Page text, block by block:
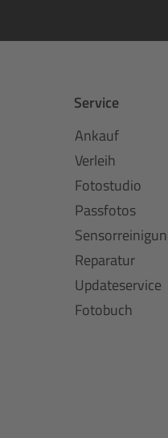
Service
Ankauf
Verleih
Fotostudio
Passfotos
Reparatur
Updateservice
Fotobuch